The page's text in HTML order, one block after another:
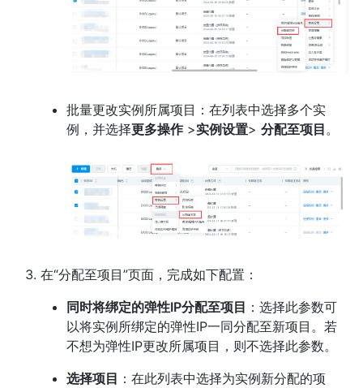
批量更改实例所属项目：在列表中选择多个实
例，并选择更多操作>实例设置> 分配至项目 。
在“分配至项目”页面，完成如下配置：
同时将绑定的弹性IP分配至项目 ：选择此参数可
以将实例所绑定的弹性IP一同分配至新项目。若
不想为弹性IP更改所属项目，则不选择此参数。
选择项目 ：在此列表中选择为实例新分配的项